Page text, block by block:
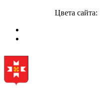
Цвета сайта: